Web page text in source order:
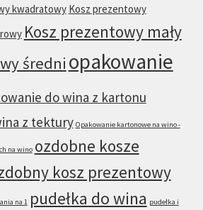
kwadratowy Kosz prezentowy
Kosz prezentowy mały
średni opakowanie
do wina z kartonu
z tektury Opakowanie kartonowe na wino -
na wino ozdobne kosze
kosz prezentowy
na 1 pudełka do wina pudełka i